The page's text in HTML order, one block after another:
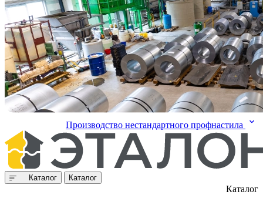
Производство нестандартного профнастила
Каталог Каталог
Каталог